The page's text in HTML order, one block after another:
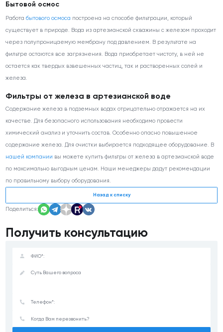
Бытовой осмос
Работабытового осмоса построена на способе фильтрации, который
существует в природе. Вода из артезианской скважины с железом проходит
через полупроницаемую мембрану под давлением. В результате на
фильтре остаются все загрязнения. Вода приобретает чистоту, в ней не
остается как твердых взвешенных частиц, так и растворенных солей и
железа.
Фильтры от железа в артезианской воде
Содержание железа в подземных водах отрицательно отражается на их
качестве. Для безопасного использования необходимо провести
химический анализ и уточнить состав. Особенно опасно повышенное
содержание железа. Для очистки выбирается подходящее оборудование. В
нашей компании вы можете купить фильтры от железа в артезианской воде
по максимально выгодным ценам. Наши менеджеры дадут рекомендации
по правильному выбору оборудования.
Назад к списку
Поделиться:
Получить консультацию